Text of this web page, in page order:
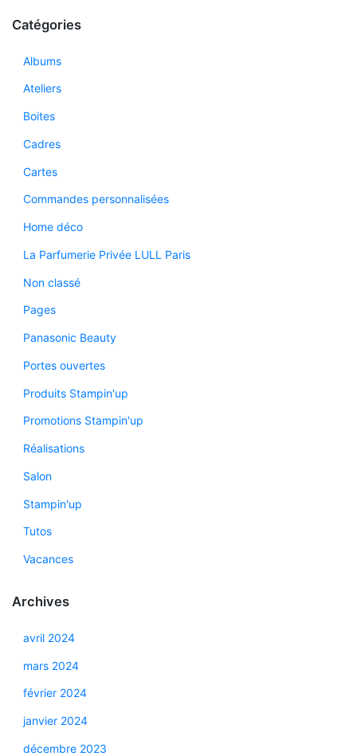
Catégories
Albums
Ateliers
Boites
Cadres
Cartes
Commandes personnalisées
Home déco
La Parfumerie Privée LULL Paris
Non classé
Pages
Panasonic Beauty
Portes ouvertes
Produits Stampin'up
Promotions Stampin'up
Réalisations
Salon
Stampin'up
Tutos
Vacances
Archives
avril 2024
mars 2024
février 2024
janvier 2024
décembre 2023